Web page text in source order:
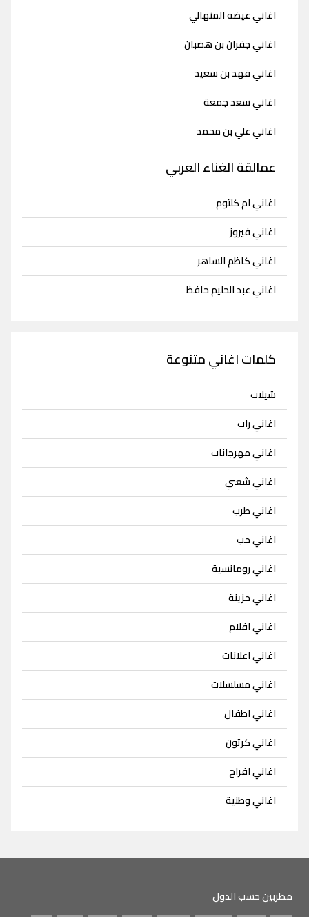
اغاني عيضه المنهالي
اغاني جفران بن هضبان
اغاني فهد بن سعيد
اغاني سعد جمعة
اغاني علي بن محمد
عمالقة الغناء العربي
اغاني ام كلثوم
اغاني فيروز
اغاني كاظم الساهر
اغاني عبد الحليم حافظ
كلمات اغاني متنوعة
شيلات
اغاني راب
اغاني مهرجانات
اغاني شعبي
اغاني طرب
اغاني حب
اغاني رومانسية
اغاني حزينة
اغاني افلام
اغاني اعلانات
اغاني مسلسلات
اغاني اطفال
اغاني كرتون
اغاني افراح
اغاني وطنية
مطربين حسب الدول